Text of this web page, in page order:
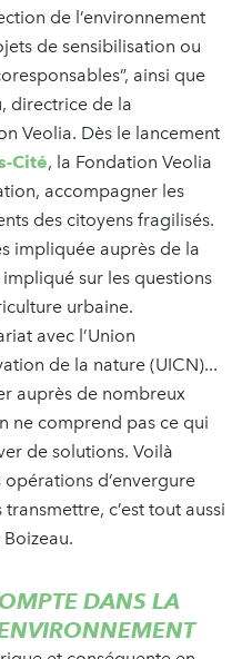
de l’environnement
de sensibilisation ou
ainsi que
directrice de la
Veolia. Dès le lancement
Cité, la Fondation Veolia
accompagner les
des citoyens fragilisés.
impliquée auprès de la
impliqué sur les questions
urbaine.
avec l’Union
de la nature (UICN)...
auprès de nombreux
ne comprend pas ce qui
de solutions. Voilà
d’envergure
c’est tout aussi
DANS LA